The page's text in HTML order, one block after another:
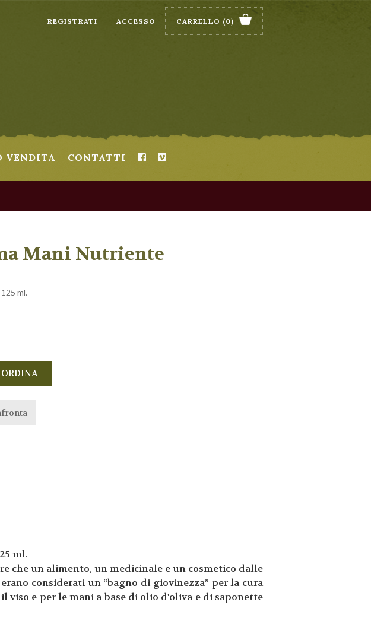
REGISTRATI ACCESSO CARRELLO (0)
VENDITA CONTATTI
Mani Nutriente
ml.
ml.
che un alimento, un medicinale e un cosmetico dalle
considerati un “bagno di giovinezza” per la cura
viso e per le mani a base di olio d'oliva e di saponette